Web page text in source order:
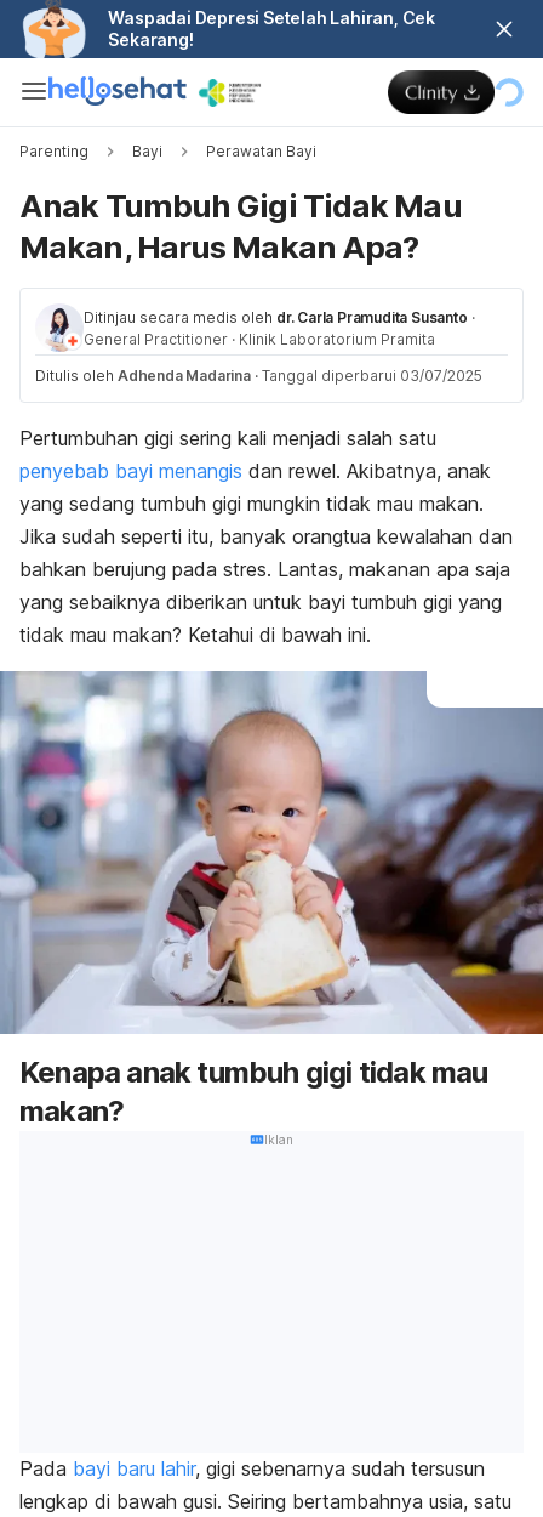
Waspadai Depresi Setelah Lahiran, Cek
Sekarang!
Parenting Bayi Perawatan Bayi
Anak Tumbuh Gigi Tidak Mau
Makan, Harus Makan Apa?
Ditinjau secara medis oleh dr. Carla Pramudita Susanto ·
General Practitioner · Klinik Laboratorium Pramita
Ditulis oleh Adhenda Madarina · Tanggal diperbarui 03/07/2025
Pertumbuhan gigi sering kali menjadi salah satu
penyebab bayi menangis dan rewel. Akibatnya, anak
yang sedang tumbuh gigi mungkin tidak mau makan.
Jika sudah seperti itu, banyak orangtua kewalahan dan
bahkan berujung pada stres. Lantas, makanan apa saja
yang sebaiknya diberikan untuk bayi tumbuh gigi yang
tidak mau makan? Ketahui di bawah ini.
Kenapa anak tumbuh gigi tidak mau
makan?
Iklan
Pada bayi baru lahir, gigi sebenarnya sudah tersusun
lengkap di bawah gusi. Seiring bertambahnya usia, satu